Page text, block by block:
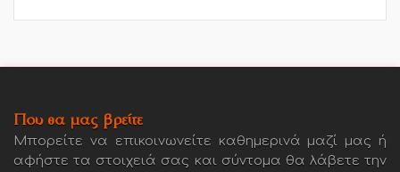
Που θα μας βρείτε
Μπορείτε να επικοινωνείτε καθημερινά μαζί μας ή
αφήστε τα στοιχειά σας και σύντομα θα λάβετε την